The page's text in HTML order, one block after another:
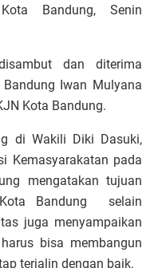
Bandung, Senin
dan diterima
Iwan Mulyana
Kota Bandung.
di Wakili Diki Dasuki,
Kemasyarakatan pada
mengatakan tujuan
Bandung selain
juga menyampaikan
bisa membangun
terjalin dengan baik.